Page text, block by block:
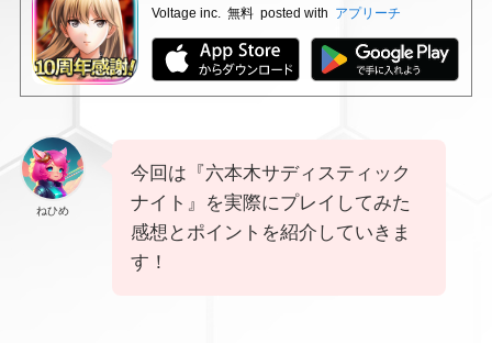
Voltage inc. 無料 posted with アプリーチ
ねひめ
今回は『六本木サディスティック
ナイト』を実際にプレイしてみた
感想とポイントを紹介していきま
す！